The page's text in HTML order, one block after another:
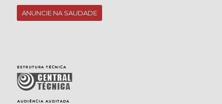
ANUNCIE NA SAUDADE